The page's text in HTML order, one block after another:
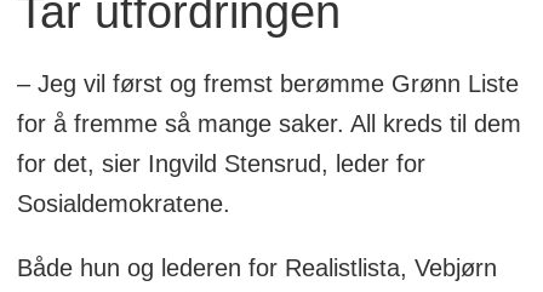
Tar utfordringen
– Jeg vil først og fremst berømme Grønn Liste
for å fremme så mange saker. All kreds til dem
for det, sier Ingvild Stensrud, leder for
Sosialdemokratene.
Både hun og lederen for Realistlista, Vebjørn